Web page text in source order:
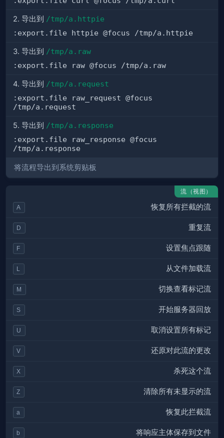
2. 导出到 /tmp/a.httpie
:export.file httpie @focus /tmp/a.httpie
3. 导出到 /tmp/a.raw
:export.file raw @focus /tmp/a.raw
4. 导出到 /tmp/a.request
:export.file raw_request @focus
/tmp/a.request
5. 导出到 /tmp/a.response
:export.file raw_response @focus
/tmp/a.response
将流程导出到系统剪贴板
流（视图）
A 恢复所有拦截的流
D 重复流
F 设置焦点跟随
L 从文件加载流
M 切换查看标记流
S 开始服务器回放
U 取消设置所有标记
V 还原对此流的更改
X 杀死这个流
Z 清除所有未显示的流
a 恢复此拦截流
b 将响应主体保存到文件